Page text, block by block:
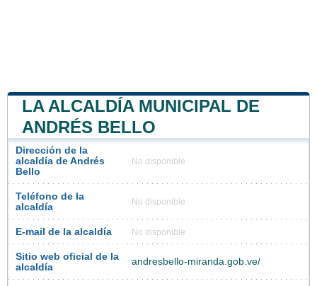
LA ALCALDÍA MUNICIPAL DE
ANDRÉS BELLO
Dirección de la
alcaldía de Andrés
Bello
No disponible
Teléfono de la
alcaldía
No disponible
E-mail de la alcaldía No disponible
Sitio web oficial de la
alcaldía
andresbello-miranda.gob.ve/